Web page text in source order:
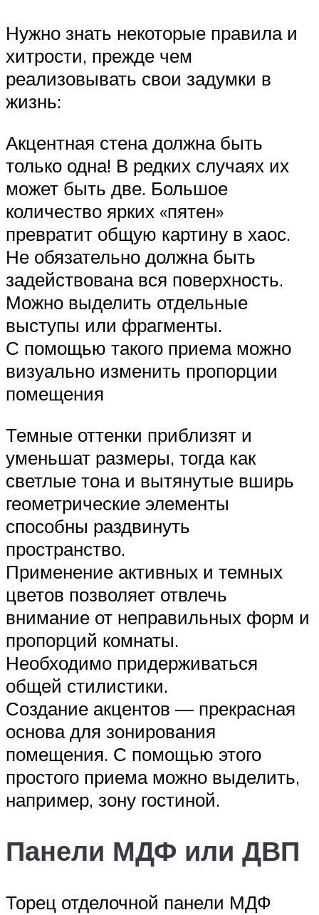
Нужно знать некоторые правила и
хитрости, прежде чем
реализовывать свои задумки в
жизнь:
Акцентная стена должна быть
только одна! В редких случаях их
может быть две. Большое
количество ярких «пятен»
превратит общую картину в хаос.
Не обязательно должна быть
задействована вся поверхность.
Можно выделить отдельные
выступы или фрагменты.
С помощью такого приема можно
визуально изменить пропорции
помещения
Темные оттенки приблизят и
уменьшат размеры, тогда как
светлые тона и вытянутые вширь
геометрические элементы
способны раздвинуть
пространство.
Применение активных и темных
цветов позволяет отвлечь
внимание от неправильных форм и
пропорций комнаты.
Необходимо придерживаться
общей стилистики.
Создание акцентов — прекрасная
основа для зонирования
помещения. С помощью этого
простого приема можно выделить,
например, зону гостиной.
Панели МДФ или ДВП
Торец отделочной панели МДФ